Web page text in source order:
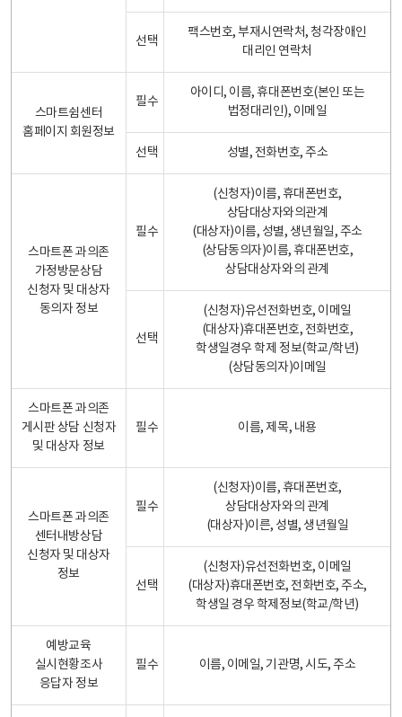
선택
팩스번호, 부재시연락처, 청각장애인
대리인 연락처
스마트쉼센터
홈페이지 회원정보
필수
아이디, 이름, 휴대폰번호(본인 또는
법정대리인), 이메일
선택 성별, 전화번호, 주소
스마트폰 과의존
가정방문상담
신청자 및 대상자
동의자 정보
필수
(신청자)이름, 휴대폰번호,
상담대상자와의관계
(대상자)이름, 성별, 생년월일, 주소
(상담동의자)이름, 휴대폰번호,
상담대상자와의 관계
선택
(신청자)유선전화번호, 이메일
(대상자)휴대폰번호, 전화번호,
학생일경우 학제 정보(학교/학년)
(상담동의자)이메일
스마트폰 과의존
게시판 상담 신청자
및 대상자 정보
필수 이름, 제목, 내용
스마트폰 과의존
센터내방상담
신청자 및 대상자
정보
필수
(신청자)이름, 휴대폰번호,
상담대상자와의 관계
(대상자)이른, 성별, 생년월일
선택
(신청자)유선전화번호, 이메일
(대상자)휴대폰번호, 전화번호, 주소,
학생일 경우 학제정보(학교/학년)
예방교육
실시현황조사
응답자 정보
필수 이름, 이메일, 기관명, 시도, 주소